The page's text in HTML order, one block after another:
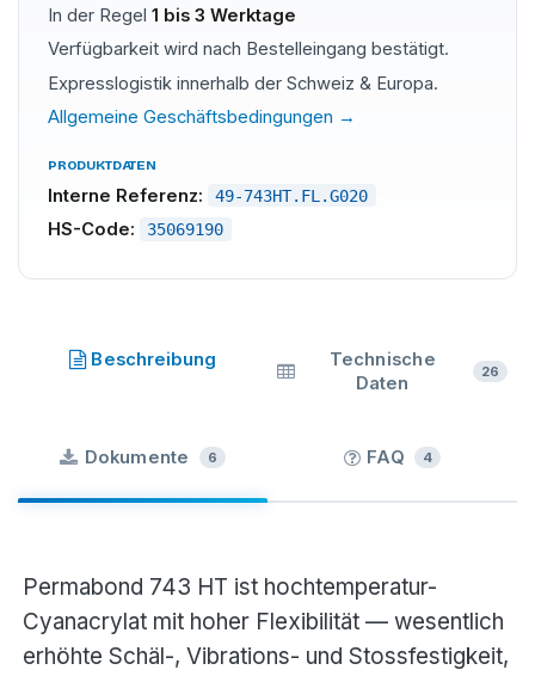
In der Regel 1 bis 3 Werktage
Verfügbarkeit wird nach Bestelleingang bestätigt.
Expresslogistik innerhalb der Schweiz & Europa.
Allgemeine Geschäftsbedingungen →
PRODUKTDATEN
Interne Referenz: 49-743HT.FL.G020
HS-Code: 35069190
Beschreibung
Technische
Daten
26
Dokumente 6 FAQ 4
Permabond 743 HT ist hochtemperatur-
Cyanacrylat mit hoher Flexibilität — wesentlich
erhöhte Schäl-, Vibrations- und Stossfestigkeit,